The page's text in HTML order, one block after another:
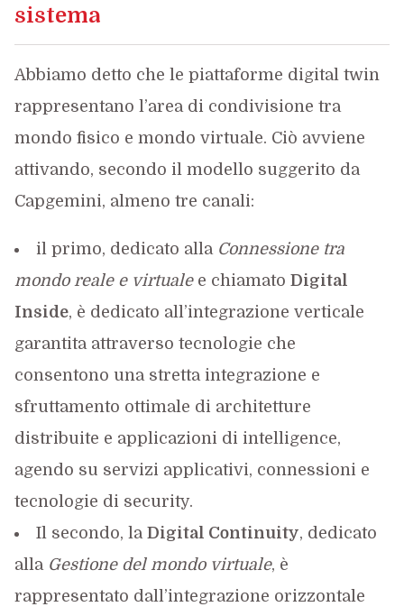
sistema
Abbiamo detto che le piattaforme digital twin
rappresentano l’area di condivisione tra
mondo fisico e mondo virtuale. Ciò avviene
attivando, secondo il modello suggerito da
Capgemini, almeno tre canali:
il primo, dedicato alla Connessione tra
mondo reale e virtualee chiamato Digital
Inside, è dedicato all’integrazione verticale
garantita attraverso tecnologie che
consentono una stretta integrazione e
sfruttamento ottimale di architetture
distribuite e applicazioni di intelligence,
agendo su servizi applicativi, connessioni e
tecnologie di security.
Il secondo, la Digital Continuity, dedicato
alla Gestione del mondo virtuale, è
rappresentato dall’integrazione orizzontale